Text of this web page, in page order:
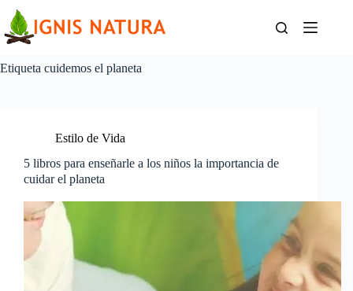
contenido
Etiqueta cuidemos el planeta
Estilo de Vida
5 libros para enseñarle a los niños la importancia de
cuidar el planeta